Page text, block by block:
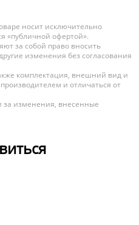
носит исключительно
«публичной офертой».
за собой право вносить
изменения без согласования
комплектация, внешний вид и
и отличаться от
за изменения, внесенные